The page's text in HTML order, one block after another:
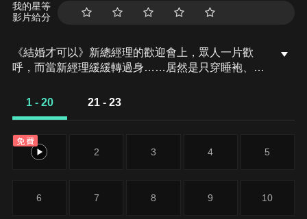
我的星等
影片給分
《結婚才可以》新總經理的歡迎會上，眾人一片歡
呼，而當新經理緩緩轉過身……居然是只穿睡袍、風
一次從尷尬春夢中驚醒。作為一個堅持不婚不戀獨身
1 - 20 21 - 23
免費
1 2 3 4 5
6 7 8 9 10